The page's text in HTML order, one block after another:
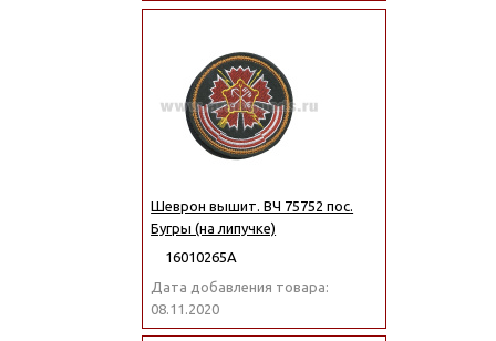
Шеврон вышит. ВЧ 75752 пос.
Бугры (на липучке)
16010265А
Дата добавления товара:
08.11.2020